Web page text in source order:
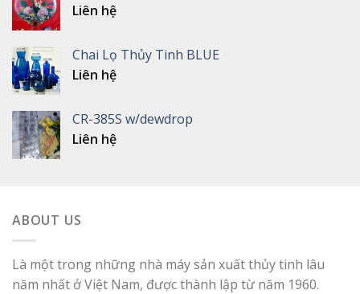
Liên hệ
Chai Lọ Thủy Tinh BLUE
Liên hệ
CR-385S w/dewdrop
Liên hệ
ABOUT US
Là một trong những nhà máy sản xuất thủy tinh lâu
năm nhất ở Việt Nam, được thành lập từ năm 1960.